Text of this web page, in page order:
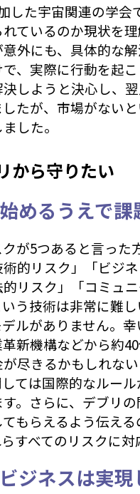
した宇宙関連の学
ているのか現状を
外にも、具体的な
、実際に行動を起
しようと決心し、
たが、市場がない
した。
から守りたい
めるうえで
が5つあると言った
的リスク」「ビジ
リスク」「コミュ
う技術は非常に難
ルがありません。
新機構などから約
尽きるかもしれな
ては国際的なルー
。さらに、デブリ
もらえるよう伝え
すべてのリスクに
ジネスは実現